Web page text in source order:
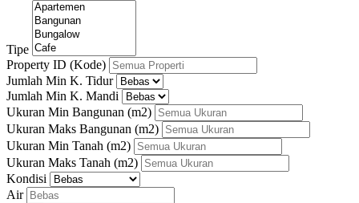
Tipe
Property ID (Kode)
Jumlah Min K. Tidur
Jumlah Min K. Mandi
Ukuran Min Bangunan (m2)
Ukuran Maks Bangunan (m2)
Ukuran Min Tanah (m2)
Ukuran Maks Tanah (m2)
Kondisi
Air